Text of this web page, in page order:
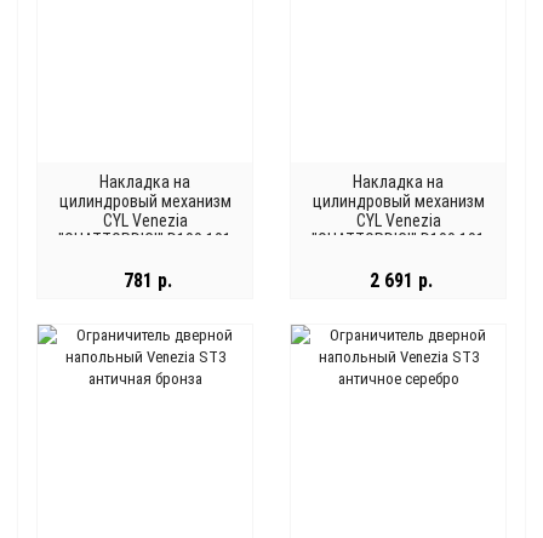
Накладка на
цилиндровый механизм
CYL Venezia
"QUATTORDICI" D100,101
781 р.
Накладка на
цилиндровый механизм
CYL Venezia
"QUATTORDICI" D100,101
2 691 р.